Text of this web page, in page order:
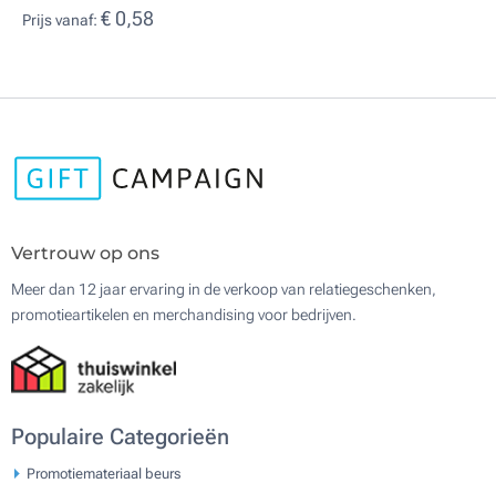
Prijs vanaf: € 0,58
Vertrouw op ons
Meer dan 12 jaar ervaring in de verkoop van relatiegeschenken,
promotieartikelen en merchandising voor bedrijven.
Populaire Categorieën
Promotiemateriaal beurs